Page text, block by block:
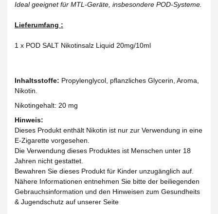
Ideal geeignet für MTL-Geräte, insbesondere POD-Systeme.
Lieferumfang :
1 x POD SALT Nikotinsalz Liquid 20mg/10ml
Inhaltsstoffe: Propylenglycol, pflanzliches Glycerin, Aroma,
Nikotin.
Nikotingehalt: 20 mg
Hinweis:
Dieses Produkt enthält Nikotin ist nur zur Verwendung in eine
E-Zigarette vorgesehen.
Die Verwendung dieses Produktes ist Menschen unter 18
Jahren nicht gestattet.
Bewahren Sie dieses Produkt für Kinder unzugänglich auf.
Nähere Informationen entnehmen Sie bitte der beiliegenden
Gebrauchsinformation und den Hinweisen zum Gesundheits
& Jugendschutz auf unserer Seite